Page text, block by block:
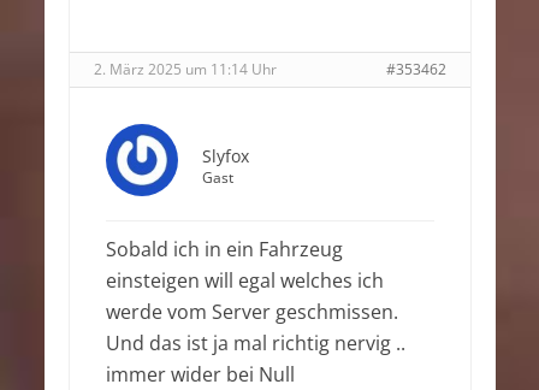
2. März 2025 um 11:14 Uhr #353462
Slyfox
Gast
Sobald ich in ein Fahrzeug
einsteigen will egal welches ich
werde vom Server geschmissen.
Und das ist ja mal richtig nervig ..
immer wider bei Null